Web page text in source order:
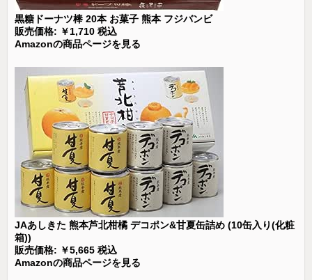
黒糖ドーナツ棒 20本 お菓子 熊本 フジバンビ
販売価格: ￥1,710 税込
Amazonの商品ページを見る
JAあしきた 熊本芦北柑橘 デコポン&甘夏缶詰め (10缶入り(化粧
箱))
販売価格: ￥5,665 税込
Amazonの商品ページを見る